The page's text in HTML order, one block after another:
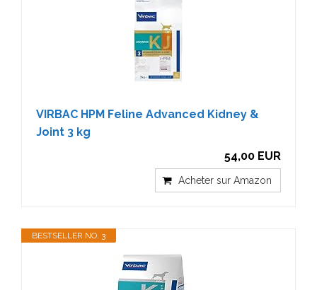
VIRBAC HPM Feline Advanced Kidney &
Joint 3 kg
54,00 EUR
Acheter sur Amazon
BESTSELLER NO. 3